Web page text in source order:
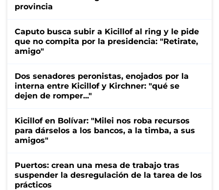
provincia
Caputo busca subir a Kicillof al ring y le pide
que no compita por la presidencia: "Retirate,
amigo"
Dos senadores peronistas, enojados por la
interna entre Kicillof y Kirchner: "qué se
dejen de romper..."
Kicillof en Bolívar: "Milei nos roba recursos
para dárselos a los bancos, a la timba, a sus
amigos"
Puertos: crean una mesa de trabajo tras
suspender la desregulación de la tarea de los
prácticos